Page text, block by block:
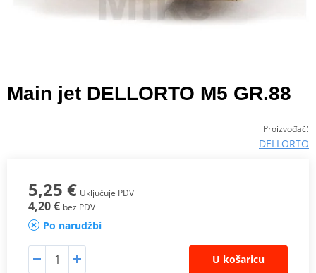
Main jet DELLORTO M5 GR.88
Proizvođač:
DELLORTO
5,25 € Uključuje PDV
4,20 € bez PDV
Po narudžbi
U košaricu